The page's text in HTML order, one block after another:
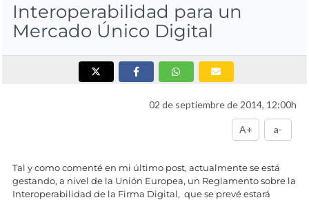
Interoperabilidad para un
Mercado Único Digital
02 de septiembre de 2014, 12:00h
A+ a-
Tal y como comenté en mi último post, actualmente se está
gestando, a nivel de la Unión Europea, un Reglamento sobre la
Interoperabilidad de la Firma Digital, que se prevé estará